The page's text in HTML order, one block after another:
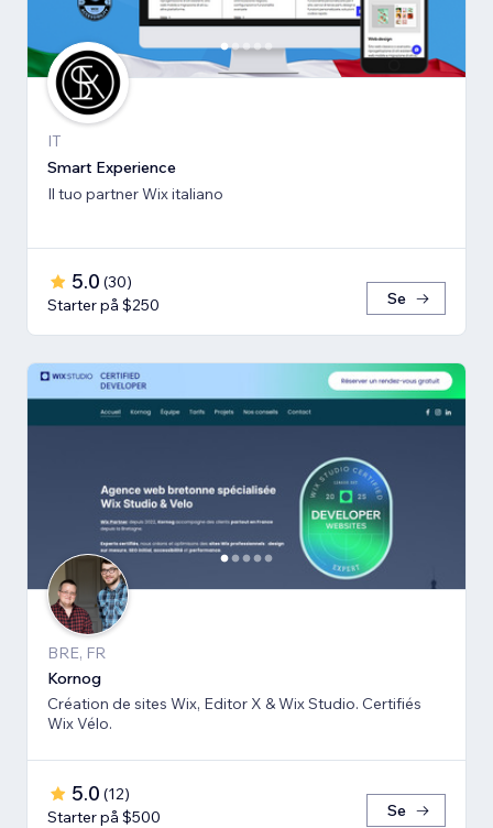
IT
Smart Experience
Il tuo partner Wix italiano
5.0 (30)
Starter på $250
Se
BRE, FR
Kornog
Création de sites Wix, Editor X & Wix Studio. Certifiés
Wix Vélo.
5.0 (12)
Starter på $500
Se